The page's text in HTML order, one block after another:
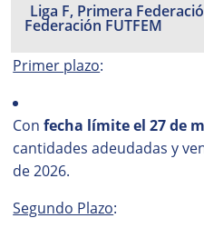
Liga F, Primera
Federación FUTFEM
Primer plazo:
Confecha límite el 27 de
cantidades adeudadas y
de 2026.
Segundo Plazo: